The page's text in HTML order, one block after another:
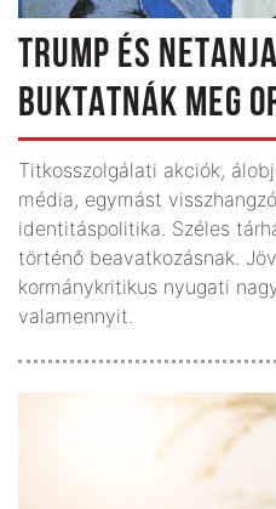
TRUMP ÉS
BUKTATNÁK MEG
Titkosszolgálati akciók,
média, egymást
identitáspolitika. Széles
történő beavatkozásnak.
kormánykritikus nyugati
valamennyit.